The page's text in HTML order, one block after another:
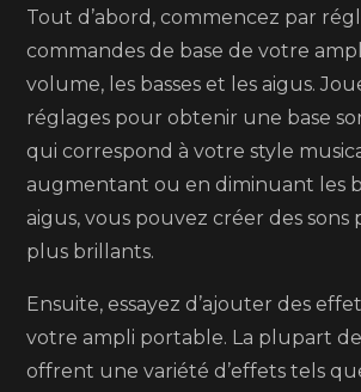
Tout d’abord, commencez par
commandes de base de votre
volume, les basses et les aigus.
réglages pour obtenir une base
qui correspond à votre style
augmentant ou en diminuant les
aigus, vous pouvez créer des sons
plus brillants.
Ensuite, essayez d’ajouter des
votre ampli portable. La plupart
offrent une variété d’effets tels